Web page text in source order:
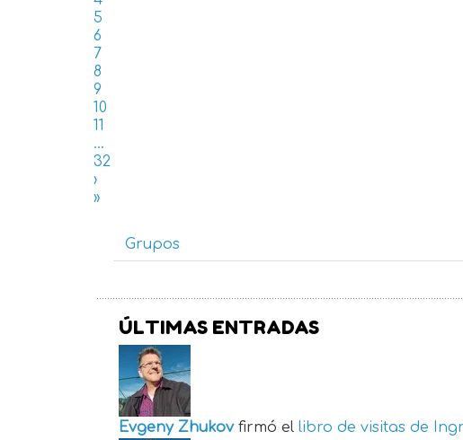
5
6
7
8
9
10
11
...
32
›
»
Grupos
ÚLTIMAS ENTRADAS
Evgeny Zhukov firmó el libro de visitas de